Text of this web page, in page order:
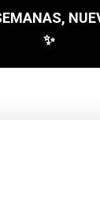
✨